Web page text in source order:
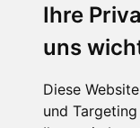
Ihre
uns
Diese
und
Empfehlung:Wineo
Teppiche für ein
Teppich in Ihrem
60cm. Vor allem in